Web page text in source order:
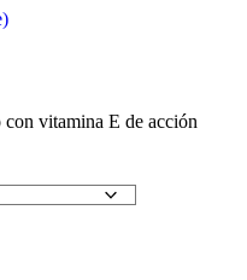
con vitamina E de acción